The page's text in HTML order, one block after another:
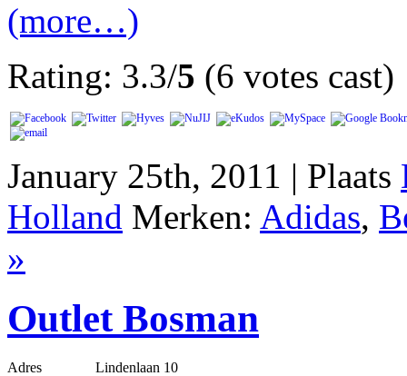
(more…)
Rating: 3.3/5 (6 votes cast)
January 25th, 2011 | Plaats
Holland Merken: Adidas,
»
Outlet Bosman
Adres
Lindenlaan 10